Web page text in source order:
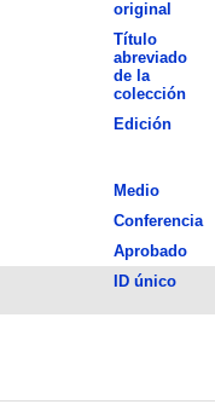
original
Título
abreviado
de la
colección
Edición
Medio
Conferencia
Aprobado
ID único